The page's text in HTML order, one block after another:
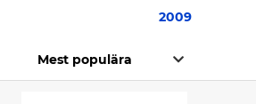
2009